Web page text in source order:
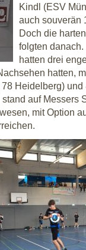
Kindl (ESV
auch souverän
Doch die
folgten
hatten drei
hatten,
Heidelberg) und
auf Messers
mit Option